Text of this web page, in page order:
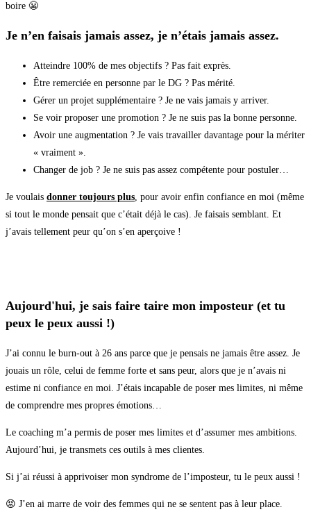
boire 😬
Je n’en faisais jamais assez, je n’étais jamais assez.
Atteindre 100% de mes objectifs ? Pas fait exprès.
Être remerciée en personne par le DG ? Pas mérité.
Gérer un projet supplémentaire ? Je ne vais jamais y arriver.
Se voir proposer une promotion ? Je ne suis pas la bonne personne.
Avoir une augmentation ? Je vais travailler davantage pour la mériter
« vraiment ».
Changer de job ? Je ne suis pas assez compétente pour postuler…
Je voulais donner toujours plus, pour avoir enfin confiance en moi (même
si tout le monde pensait que c’était déjà le cas). Je faisais semblant. Et
j’avais tellement peur qu’on s’en aperçoive !
Aujourd'hui, je sais faire taire mon imposteur (et tu
peux le peux aussi !)
J’ai connu le burn-out à 26 ans parce que je pensais ne jamais être assez. Je
jouais un rôle, celui de femme forte et sans peur, alors que je n’avais ni
estime ni confiance en moi. J’étais incapable de poser mes limites, ni même
de comprendre mes propres émotions…
Le coaching m’a permis de poser mes limites et d’assumer mes ambitions.
Aujourd’hui, je transmets ces outils à mes clientes.
Si j’ai réussi à apprivoiser mon syndrome de l’imposteur, tu le peux aussi !
😡 J’en ai marre de voir des femmes qui ne se sentent pas à leur place.